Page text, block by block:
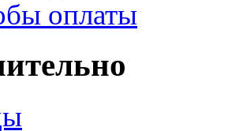
оплаты